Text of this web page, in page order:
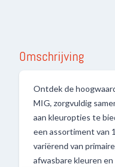
Omschrijving
Ontdek de
MIG, zorgvuldig
aan kleuropties te
een assortiment van
variërend van
afwasbare kleuren